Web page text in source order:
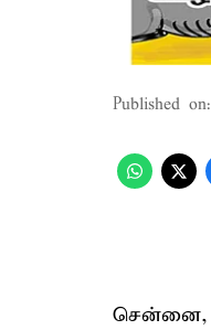
Published on:
சென்னை,